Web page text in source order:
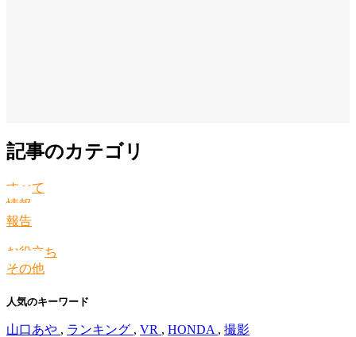
記事のカテゴリ
すべて
情報
報告
お役立ち
その他
人気のキーワード
山口あや , ランキング , VR , HONDA , 撮影